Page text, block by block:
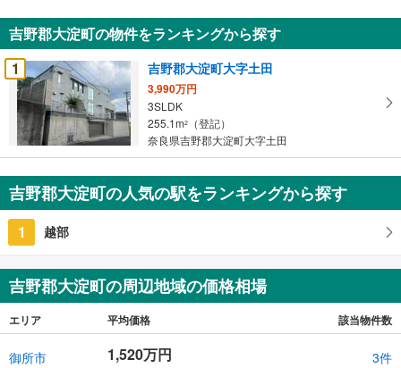
知
を
受
け
取
る
・
条
件
を
マ
イ
ー
ジ
に
保
存
吉野郡大淀町の物件をランキングから探す
1
吉野郡大淀町大字土田
3,990万円
3SLDK
255.1m2
（登記）
奈良県吉野郡大淀町大字土田
吉野郡大淀町の人気の駅をランキングから探す
1 越部
吉野郡大淀町の周辺地域の価格相場
エリア 平均価格 該当物件数
御所市 1,520万円 3件